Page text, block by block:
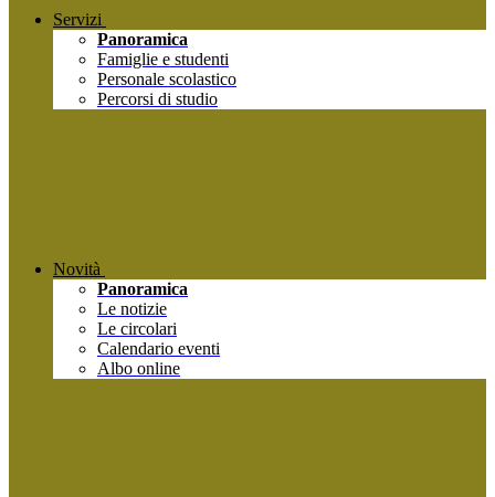
Servizi
Panoramica
Famiglie e studenti
Personale scolastico
Percorsi di studio
Novità
Panoramica
Le notizie
Le circolari
Calendario eventi
Albo online